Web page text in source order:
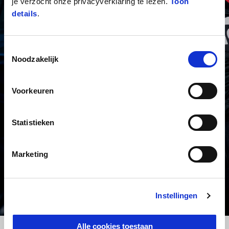
details.
Noodzakelijk
Voorkeuren
Statistieken
Marketing
Instellingen
Alle cookies toestaan
Een nieuwe grens in de technische kleding van Aprilia